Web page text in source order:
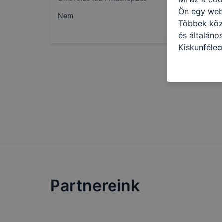
Nem
Partnereink
Ön egy
Többek
és
cookie-
honlap